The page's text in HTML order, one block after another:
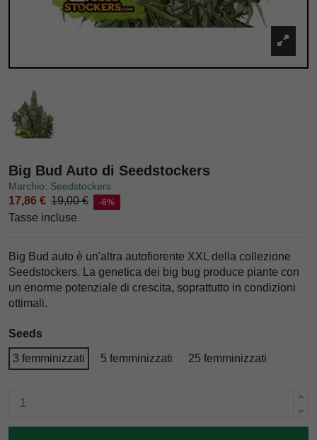
Big Bud Auto di Seedstockers
Marchio: Seedstockers
17,86 € 19,00 € -6%
Tasse incluse
Big Bud auto è un'altra autofiorente XXL della collezione
Seedstockers. La genetica dei big bug produce piante con
un enorme potenziale di crescita, soprattutto in condizioni
ottimali.
Seeds
3 femminizzati 5 femminizzati 25 femminizzati